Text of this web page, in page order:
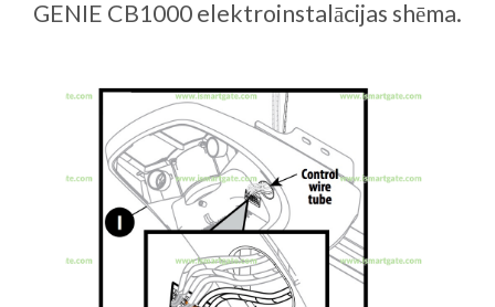
GENIE CB1000 elektroinstalācijas shēma.